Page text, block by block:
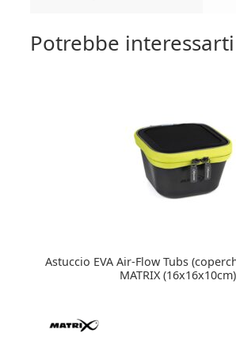
Potrebbe
Astuccio EVA Air-Flow Tubs
MATRIX (16x16x10cm)